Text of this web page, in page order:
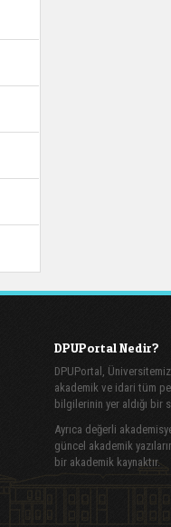
DPUPortal Nedir?
DPUPortal,
akademik ve idari tüm
bilgilerinin yer aldığı bir
Ayrıca değerli
güncel akademik
bir akademik kaynaktır.